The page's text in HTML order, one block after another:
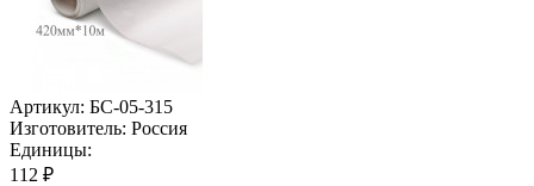
Артикул: БС-05-315
Изготовитель: Россия
Единицы:
112 ₽